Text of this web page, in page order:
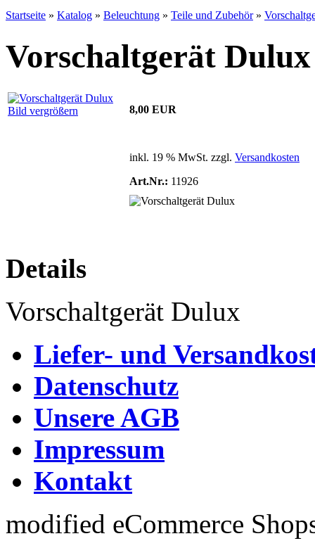
Startseite » Katalog » Beleuchtung » Teile und Zubehör»
Vorschaltgerät Dulux
Bild vergrößern 8,00 EUR
inkl. 19 % MwSt. zzgl. Versandkosten
Art.Nr.: 11926
Details
Vorschaltgerät Dulux
Liefer- und
Datenschutz
Unsere AGB
Impressum
Kontakt
modified eCommerce